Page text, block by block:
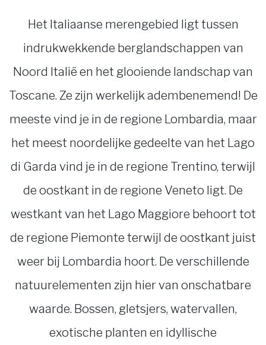
Het Italiaanse merengebied ligt tussen
indrukwekkende berglandschappen van
Noord Italië en het glooiende landschap van
Toscane. Ze zijn werkelijk adembenemend! De
meeste vind je in de regione Lombardia, maar
het meest noordelijke gedeelte van het Lago
di Garda vind je in de regione Trentino, terwijl
de oostkant in de regione Veneto ligt. De
westkant van het Lago Maggiore behoort tot
de regione Piemonte terwijl de oostkant juist
weer bij Lombardia hoort. De verschillende
natuurelementen zijn hier van onschatbare
waarde. Bossen, gletsjers, watervallen,
exotische planten en idyllische